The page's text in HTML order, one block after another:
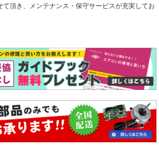
て頂き、メンテナンス・保守サービスが充実してお